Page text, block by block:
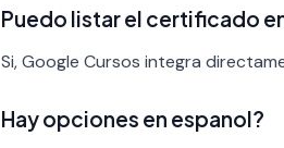
Puedo listar el certificado
Si, Google Cursos integra
Hay opciones en espanol?